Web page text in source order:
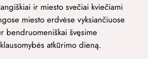
ir miesto svečiai kviečiami
miesto erdvėse vyksiančiuose
bendruomeniškai švęsime
atkūrimo dieną.